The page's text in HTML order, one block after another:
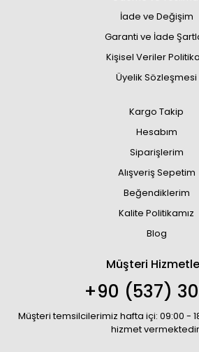
İade ve Değişim
Garanti ve İade
Kişisel Veriler
Üyelik Sözleşmesi
Kargo Takip
Hesabım
Siparişlerim
Alışveriş Sepetim
Beğendiklerim
Kalite Politikamız
Blog
Müşteri
+90 (537)
Müşteri temsilcilerimiz hafta içi: 09:00 -
hizmet